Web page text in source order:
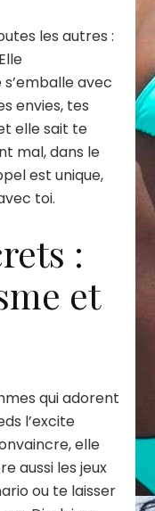
les autres :
avec
envies, tes
elle sait te
mal, dans le
est unique,
toi.
:
et
qui adorent
l’excite
elle
aussi les jeux
ou te laisser